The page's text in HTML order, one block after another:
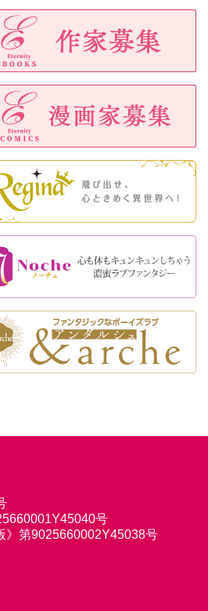
号
第9025660002Y45038号